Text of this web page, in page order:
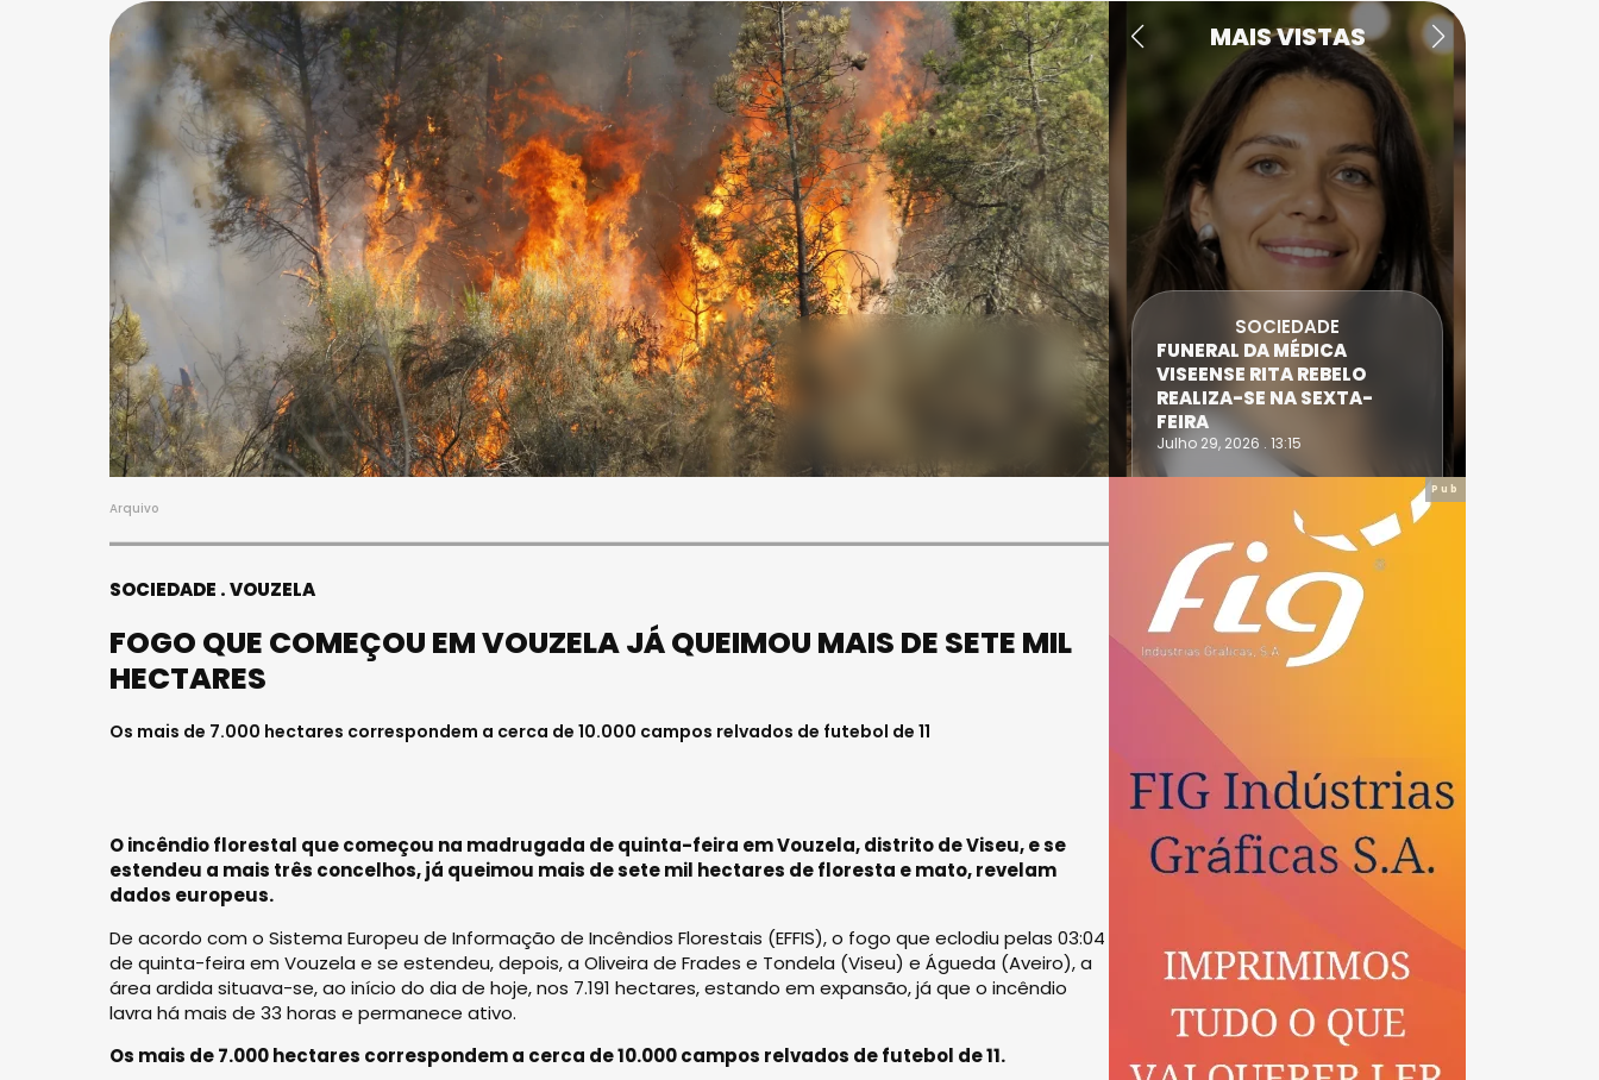
Arquivo
SOCIEDADE VOUZELA
FOGO QUE COMEÇOU EM VOUZELA JÁ QUEIMOU MAIS DE SETE MIL
HECTARES
Os mais de 7.000 hectares correspondem a cerca de 10.000 campos relvados de futebol de 11
O incêndio florestal que começou na madrugada de quinta-feira em Vouzela, distrito de Viseu, e se
estendeu a mais três concelhos, já queimou mais de sete mil hectares de floresta e mato, revelam
dados europeus.
De acordo com o Sistema Europeu de Informação de Incêndios Florestais (EFFIS), o fogo que eclodiu pelas 03:04
de quinta-feira em Vouzela e se estendeu, depois, a Oliveira de Frades e Tondela (Viseu) e Águeda (Aveiro), a
área ardida situava-se, ao início do dia de hoje, nos 7.191 hectares, estando em expansão, já que o incêndio
lavra há mais de 33 horas e permanece ativo.
Os mais de 7.000 hectares correspondem a cerca de 10.000 campos relvados de futebol de 11.
MAIS VISTAS
SOCIEDADE
FUNERAL DA MÉDICA
VISEENSE RITA REBELO
REALIZA-SE NA SEXTA-
FEIRA
Julho 29, 2026 . 13:15
Pub